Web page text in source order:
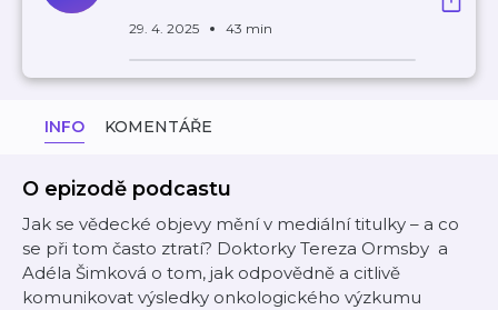
29. 4. 2025 43 min
INFO KOMENTÁŘE
O epizodě podcastu
Jak se vědecké objevy mění v mediální titulky – a co
se při tom často ztratí? Doktorky Tereza Ormsby a
Adéla Šimková o tom, jak odpovědně a citlivě
komunikovat výsledky onkologického výzkumu